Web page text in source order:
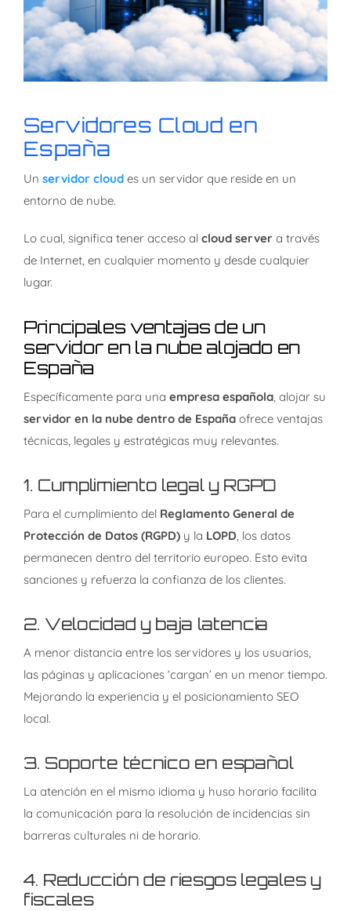
Servidores Cloud en
España
Un servidor cloud es un servidor que reside en un
entorno de nube.
Lo cual, significa tener acceso al cloud server a través
de Internet, en cualquier momento y desde cualquier
lugar.
Principales ventajas de un
servidor en la nube alojado en
España
Específicamente para una empresa española, alojar su
servidor en la nube dentro de Españaofrece ventajas
técnicas, legales y estratégicas muy relevantes.
1. Cumplimiento legal y RGPD
Para el cumplimiento del Reglamento General de
Protección de Datos (RGPD)y la LOPD, los datos
permanecen dentro del territorio europeo. Esto evita
sanciones y refuerza la confianza de los clientes.
2. Velocidad y baja latencia
A menor distancia entre los servidores y los usuarios,
las páginas y aplicaciones ‘cargan’ en un menor tiempo.
Mejorando la experiencia y el posicionamiento SEO
local.
3. Soporte técnico en español
La atención en el mismo idioma y huso horario facilita
la comunicación para la resolución de incidencias sin
barreras culturales ni de horario.
4. Reducción de riesgos legales y
fiscales